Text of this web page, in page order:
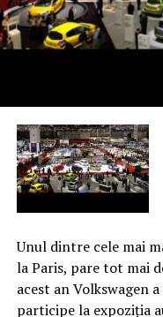
Unul dintre cele mai
la Paris, pare tot mai
acest an Volkswagen
participe la expoziţia